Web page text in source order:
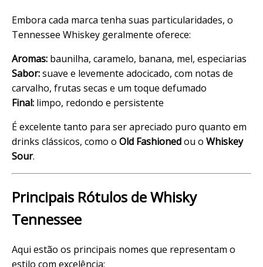
Embora cada marca tenha suas particularidades, o
Tennessee Whiskey geralmente oferece:
Aromas: baunilha, caramelo, banana, mel, especiarias
Sabor:suave e levemente adocicado, com notas de
carvalho, frutas secas e um toque defumado
Final: limpo, redondo e persistente
É excelente tanto para ser apreciado puro quanto em
drinks clássicos, como o Old Fashionedou o Whiskey
Sour.
Principais Rótulos de Whisky
Tennessee
Aqui estão os principais nomes que representam o
estilo com excelência: